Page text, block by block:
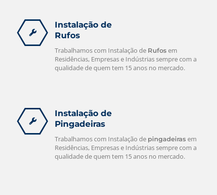
Instalação de
Rufos
Trabalhamos com Instalação de Rufosem
Residências, Empresas e Indústrias sempre com a
qualidade de quem tem 15 anos no mercado.
Instalação de
Pingadeiras
Trabalhamos com Instalação de pingadeirasem
Residências, Empresas e Indústrias sempre com a
qualidade de quem tem 15 anos no mercado.